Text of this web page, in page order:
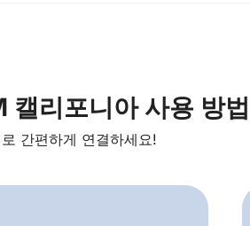
리포니아 사용 방법
간편하게 연결하세요!